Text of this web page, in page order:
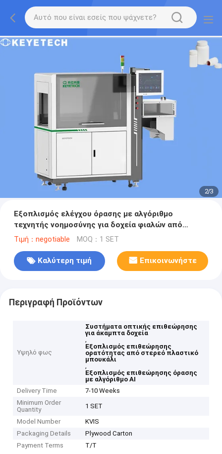
2/3
Εξοπλισμός ελέγχου όρασης με αλγόριθμο
τεχνητής νοημοσύνης για δοχεία φιαλών από
άκαμπτο πλαστικό
Τιμή：negotiable MOQ：1 SET
Καλύτερη τιμή Επικοινωνήστε
Περιγραφή Προϊόντων
Υψηλό φως
Συστήματα οπτικής επιθεώρησης
για άκαμπτα δοχεία
,
Εξοπλισμός επιθεώρησης
ορατότητας από στερεό πλαστικό
μπουκάλι
,
Εξοπλισμός επιθεώρησης όρασης
με αλγόριθμο AI
Delivery Time
7-10 Weeks
Minimum Order
Quantity
1 SET
Model Number
KVIS
Packaging Details
Plywood Carton
Payment Terms
T/T